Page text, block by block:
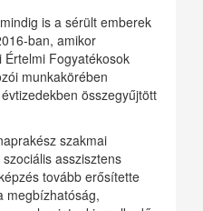
is a sérült emberek
ban, amikor
Fogyatékosok
munkakörében
összegyűjtött
szakmai
asszisztens
tovább erősítette
megbízhatóság,